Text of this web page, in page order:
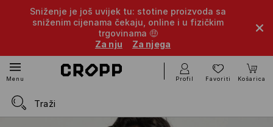
Sniženje je još uvijek tu: stotine proizvoda sa
sniženim cijenama čekaju, online i u fizičkim
trgovinama 🤑
Za nju
Za njega
Menu Profil Favoriti Košarica